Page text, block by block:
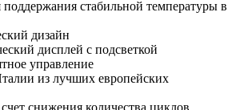
поддержания стабильной температуры в
дизайн
дисплей с подсветкой
управление
из лучших европейских
снижения количества циклов